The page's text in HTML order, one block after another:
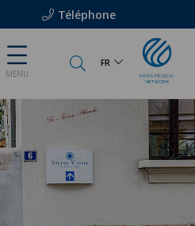
Téléphone
MENU
FR